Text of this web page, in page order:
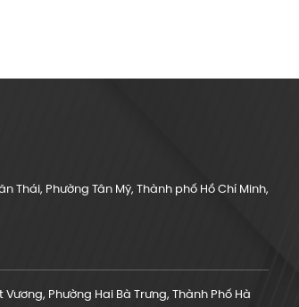
Thái, Phường Tân Mỹ, Thành phố Hồ Chí Minh,
Phường Hai Bà Trưng, Thành Phố Hà